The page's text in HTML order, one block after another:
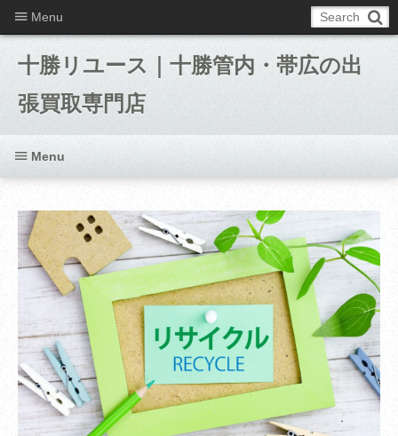
十勝リユース｜十勝管内・帯広の出
張買取専門店
Menu
Menu